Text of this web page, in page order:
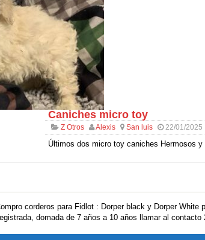
Caniches micro toy
Z Otros Alexis San luis 22/01/2025
Últimos dos micro toy caniches Hermosos y
corderos para Fidlot : Dorper black y Dorper White
domada de 7 años a 10 años llamar al contacto